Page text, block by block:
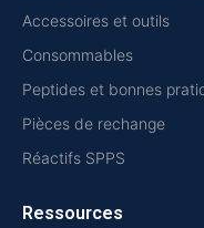
Accessoires et outils
Consommables
Peptides et bonnes
Pièces de rechange
Réactifs SPPS
Ressources